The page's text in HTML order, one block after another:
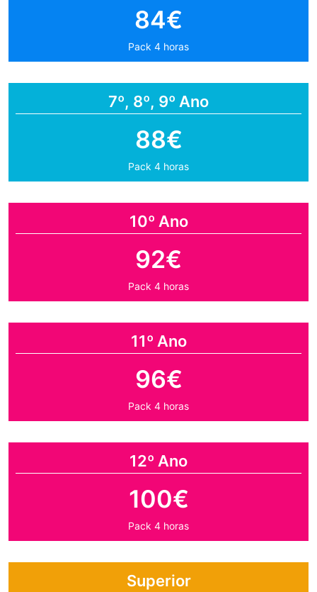
84€
Pack 4 horas
7º, 8º, 9º Ano
88€
Pack 4 horas
10º Ano
92€
Pack 4 horas
11º Ano
96€
Pack 4 horas
12º Ano
100€
Pack 4 horas
Superior